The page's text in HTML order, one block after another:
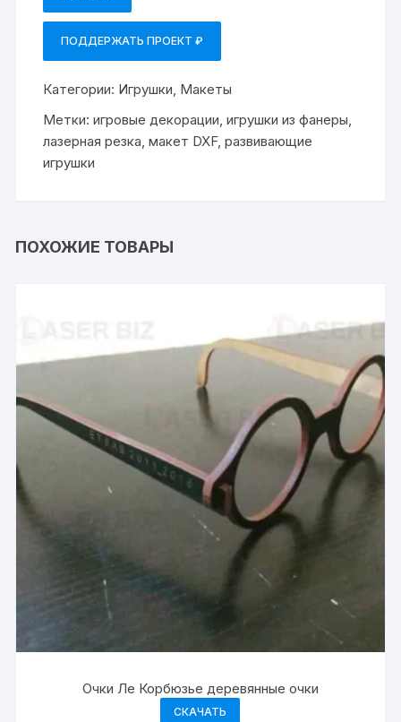
ПОДДЕРЖАТЬ ПРОЕКТ ₽
Категории: Игрушки Макеты
Метки:игровые декорации ,игрушки из фанеры
лазерная резка ,макет DXF,развивающие
игрушки
ПОХОЖИЕ ТОВАРЫ
Очки Ле Корбюзье деревянные очки
СКАЧАТЬ